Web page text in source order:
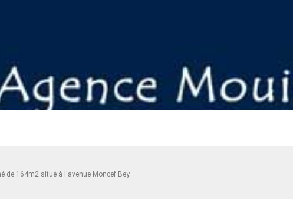
de 164m2 situé à l'avenue Moncef Bey.